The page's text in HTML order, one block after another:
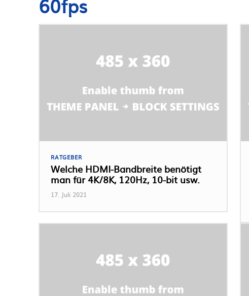
RATGEBER
Welche HDMI-Bandbreite benötigt
man für 4K/8K, 120Hz, 10-bit usw.
17. Juli 2021